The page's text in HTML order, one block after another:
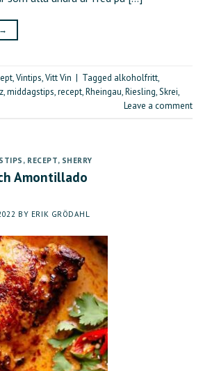
→
,Vintips,Vitt Vin | Tagged alkoholfritt,
,middagstips,recept,Rheingau,Riesling,Skrei,
Leave a comment
, RECEPT, SHERRY
Amontillado
BY ERIK GRÖDAHL